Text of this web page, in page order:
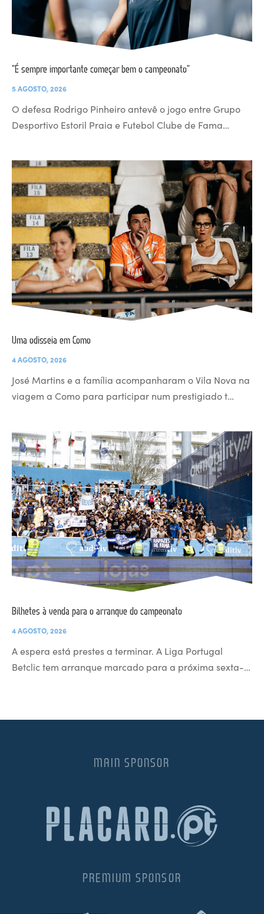
“É sempre importante começar bem o campeonato”
5 AGOSTO, 2026
O defesa Rodrigo Pinheiro antevê o jogo entre Grupo
Desportivo Estoril Praia e Futebol Clube de Fama…
Uma odisseia em Como
4 AGOSTO, 2026
José Martins e a família acompanharam o Vila Nova na
viagem a Como para participar num prestigiado t…
Bilhetes à venda para o arranque do campeonato
4 AGOSTO, 2026
A espera está prestes a terminar. A Liga Portugal
Betclic tem arranque marcado para a próxima sexta-…
MAIN SPONSOR
PREMIUM SPONSOR